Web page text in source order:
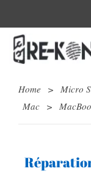
Home > Micro
Mac >